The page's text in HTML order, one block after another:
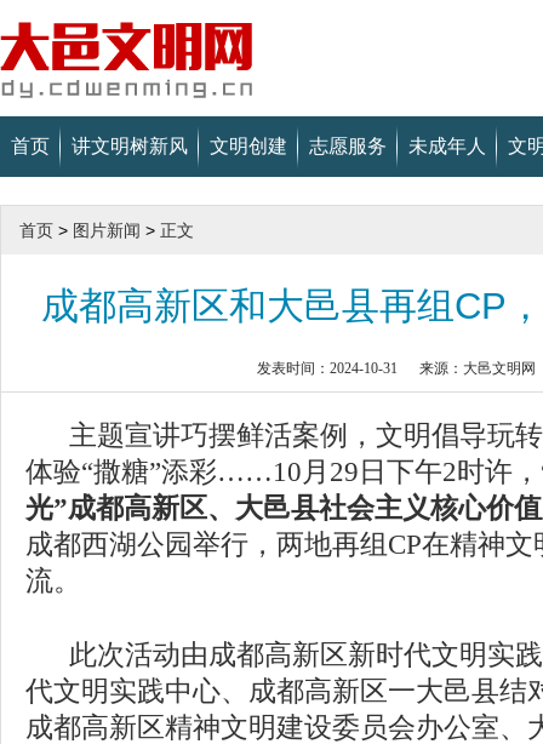
首页 讲文明树新风 文明创建 志愿服务 未成年人 文
首页 > 图片新闻 > 正文
成都高新区和大邑县再组CP
发表时间：2024-10-31 来源：大邑文明网
主题宣讲巧摆鲜活案例，文明倡导玩
体验“撒糖”添彩……10月29日下午2时许，
光”成都高新区、大邑县社会主义核心价
成都西湖公园举行， 两地再组CP在精神
流。
此次活动由成都高新区新时代文明实
代文明实践中心、成都高新区一大邑县结
成都高新区精神文明建设委员会办公室、